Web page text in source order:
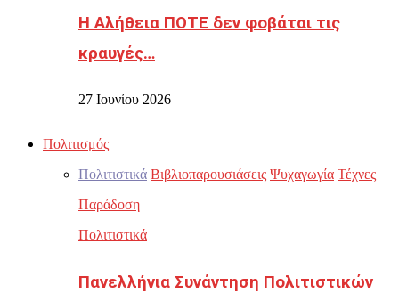
Η Αλήθεια ΠΟΤΕ δεν φοβάται τις
κραυγές…
27 Ιουνίου 2026
Πολιτισμός
Πολιτιστικά Βιβλιοπαρουσιάσεις Ψυχαγωγία Τέχνες
Παράδοση
Πολιτιστικά
Πανελλήνια Συνάντηση Πολιτιστικών